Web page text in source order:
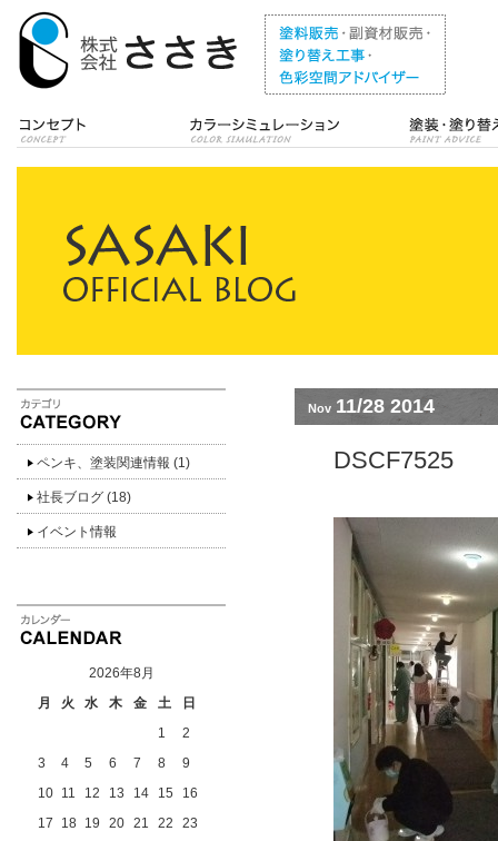
ペンキ、塗装関連情報 (1)
社長ブログ (18)
イベント情報
2026年8月
月
火 水 木 金 土 日
1
2
3
4 5 6 7 8
9
10 11 12 13 14 15
16
17
18 19 20 21 22
23
Nov 11/28 2014
DSCF7525